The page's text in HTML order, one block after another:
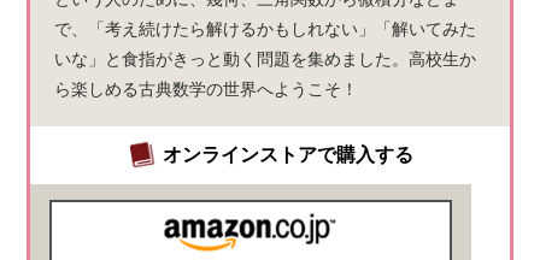
で、「考え続けたら解けるかもしれない」「解いてみた
いな」と食指がきっと動く問題を集めました。高校生か
ら楽しめる古典数学の世界へようこそ！
オンラインストアで購入する